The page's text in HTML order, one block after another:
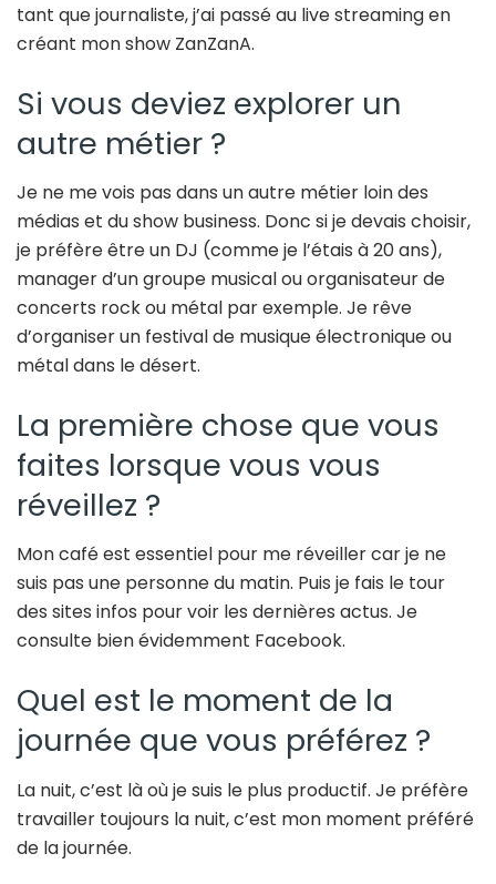
tant que journaliste, j’ai passé au live streaming en
créant mon show ZanZanA.
Si vous deviez explorer un
autre métier ?
Je ne me vois pas dans un autre métier loin des
médias et du show business. Donc si je devais choisir,
je préfère être un DJ (comme je l’étais à 20 ans),
manager d’un groupe musical ou organisateur de
concerts rock ou métal par exemple. Je rêve
d’organiser un festival de musique électronique ou
métal dans le désert.
La première chose que vous
faites lorsque vous vous
réveillez ?
Mon café est essentiel pour me réveiller car je ne
suis pas une personne du matin. Puis je fais le tour
des sites infos pour voir les dernières actus. Je
consulte bien évidemment Facebook.
Quel est le moment de la
journée que vous préférez ?
La nuit, c’est là où je suis le plus productif. Je préfère
travailler toujours la nuit, c’est mon moment préféré
de la journée.